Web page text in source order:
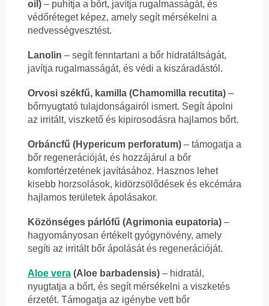
oil) – puhítja a bőrt, javítja rugalmasságát, és
védőréteget képez, amely segít mérsékelni a
nedvességvesztést.
Lanolin – segít fenntartani a bőr hidratáltságát,
javítja rugalmasságát, és védi a kiszáradástól.
Orvosi székfű, kamilla (Chamomilla recutita) –
bőrnyugtató tulajdonságairól ismert. Segít ápolni
az irritált, viszkető és kipirosodásra hajlamos bőrt.
Orbáncfű (Hypericum perforatum) – támogatja a
bőr regenerációját, és hozzájárul a bőr
komfortérzetének javításához. Hasznos lehet
kisebb horzsolások, kidörzsölődések és ekcémára
hajlamos területek ápolásakor.
Közönséges párlófű (Agrimonia eupatoria) –
hagyományosan értékelt gyógynövény, amely
segíti az irritált bőr ápolását és regenerációját.
Aloe vera (Aloe barbadensis) – hidratál,
nyugtatja a bőrt, és segít mérsékelni a viszketés
érzetét. Támogatja az igénybe vett bőr